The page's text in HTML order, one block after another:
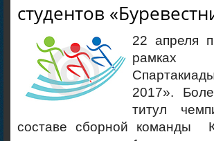
студентов
22 апреля
рамках
2017».
титул
составе сборной команды